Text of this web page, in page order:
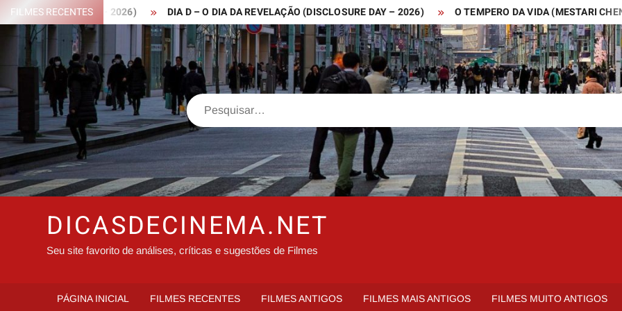
Skip
to
content
FILMES RECENTES
HOOD – 2026) DIA D – O DIA DA REVELAÇÃO (DISCLOSURE DAY – 2026) O TEMPERO DA VIDA (MESTARI CHENG –
Search
DICASDECINEMA.NET
Seu site favorito de análises, críticas e sugestões de Filmes
PÁGINA INICIAL FILMES RECENTES FILMES ANTIGOS FILMES MAIS ANTIGOS FILMES MUITO ANTIGOS